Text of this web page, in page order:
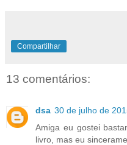
Compartilhar
13 comentários:
dsa 30 de julho de
Amiga eu gostei
livro, mas eu